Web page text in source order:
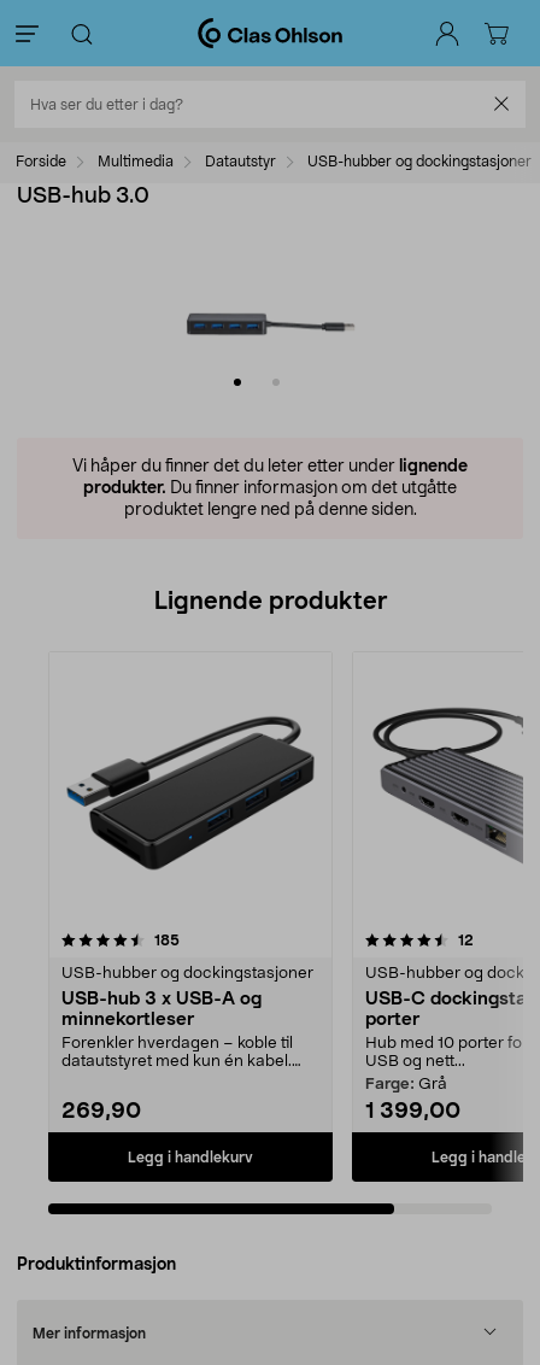
Forside Multimedia Datautstyr USB-hubber og dockingstasjoner
USB-hub 3.0
Vi håper du finner det du leter etter under lignende
produkter. Du finner informasjon om det utgåtte
produktet lengre ned på denne siden.
Lignende produkter
185anmeldelser
USB-hubber og dockingstasjoner
USB-hub 3 x USB-A og
minnekortleser
Forenkler hverdagen – koble til
datautstyret med kun én kabel.
269,90
Legg i handlekurv
4.5av 5 stjerner 12
USB-hubber og
USB-C
porter
Hub med 10 porter for
USB og nett...
Farge: Grå
1 399,00
Legg i
Produktinformasjon
Mer informasjon